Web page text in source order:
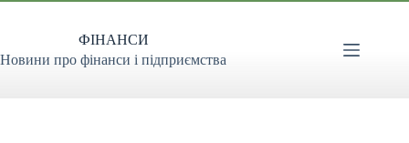
Перейти
ФІНАНСИ
Новини про фінанси і підприємства